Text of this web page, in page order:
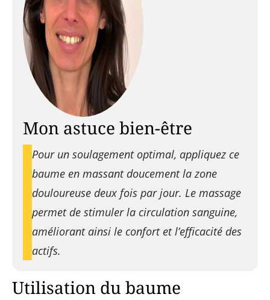
Mon astuce bien-être
Pour un soulagement optimal, appliquez ce
baume en massant doucement la zone
douloureuse deux fois par jour. Le massage
permet de stimuler la circulation sanguine,
améliorant ainsi le confort et l’efficacité des
actifs.
Utilisation du baume